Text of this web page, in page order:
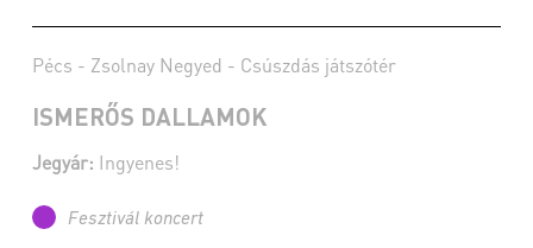
Pécs - Zsolnay Negyed - Csúszdás játszótér
ISMERŐS DALLAMOK
Jegyár: Ingyenes!
Fesztivál koncert